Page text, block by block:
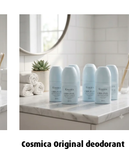
Cosmica Original deodorant